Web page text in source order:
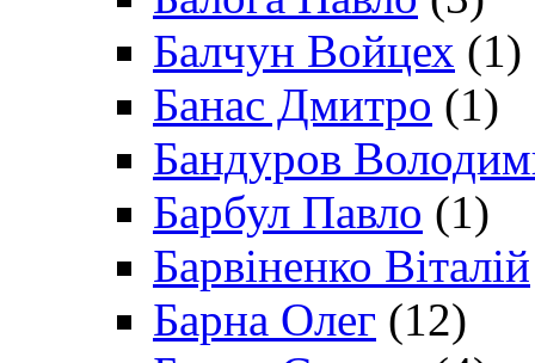
Балчун Войцех (1)
Банас Дмитро (1)
Бандуров
Барбул Павло (1)
Барвіненко Віталій
Барна Олег (12)